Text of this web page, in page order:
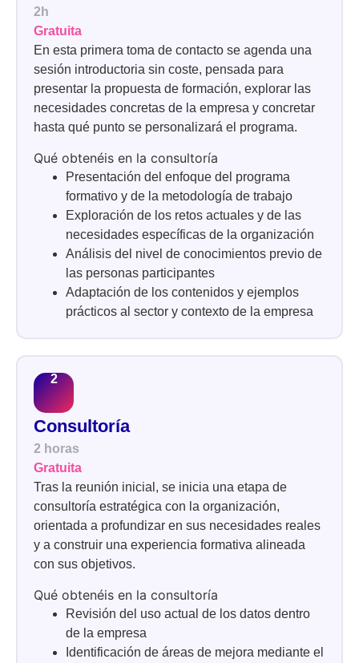
2h
Gratuita
En esta primera toma de contacto se agenda una
sesión introductoria sin coste, pensada para
presentar la propuesta de formación, explorar las
necesidades concretas de la empresa y concretar
hasta qué punto se personalizará el programa.
Qué obtenéis en la consultoría
Presentación del enfoque del programa
formativo y de la metodología de trabajo
Exploración de los retos actuales y de las
necesidades específicas de la organización
Análisis del nivel de conocimientos previo de
las personas participantes
Adaptación de los contenidos y ejemplos
prácticos al sector y contexto de la empresa
Consultoría
2 horas
Gratuita
Tras la reunión inicial, se inicia una etapa de
consultoría estratégica con la organización,
orientada a profundizar en sus necesidades reales
y a construir una experiencia formativa alineada
con sus objetivos.
Qué obtenéis en la consultoría
Revisión del uso actual de los datos dentro
de la empresa
Identificación de áreas de mejora mediante el